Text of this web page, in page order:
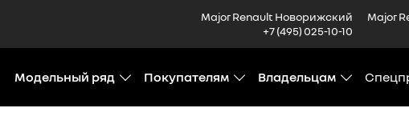
Major Renault Новорижский
+7 (495) 025-10-10
Major
Модельный ряд Покупателям Владельцам